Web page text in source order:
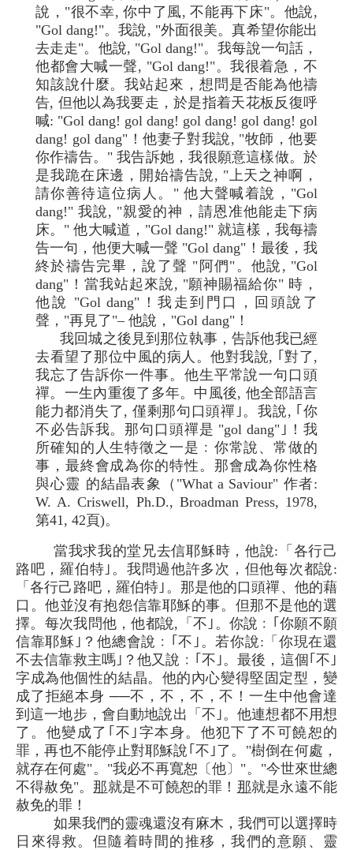
說，"很不幸, 你中了風, 不能再下床"。他說,
"Gol dang!"。我說, "外面很美。真希望你能出
去走走"。他說, "Gol dang!"。我每說一句話，
他都會大喊一聲, "Gol dang!"。我很着急，不
知該說什麼。我站起來，想問是否能為他禱
告, 但他以為我要走，於是指着天花板反復呼
喊: "Gol dang! gol dang! gol dang! gol dang! gol
dang! gol dang"！他妻子對我說, "牧師，他要
你作禱告。" 我告訴她，我很願意這樣做。於
是我跪在床邊，開始禱告說, "上天之神啊，
請你善待這位病人。" 他大聲喊着說，"Gol
dang!" 我說, "親愛的神，請恩准他能走下病
床。" 他大喊道，"Gol dang!" 就這樣，我每禱
告一句，他便大喊一聲 "Gol dang"！最後，我
終於禱告完畢，說了聲 "阿們"。他說, "Gol
dang"！當我站起來說, "願神賜福給你" 時，
他說 "Gol dang"！我走到門口，回頭說了
聲，"再見了"– 他說，"Gol dang"！
我回城之後見到那位執事，告訴他我已經
去看望了那位中風的病人。他對我說, ｢對了,
我忘了告訴你一件事。他生平常說一句口頭
禪。一生內重復了多年。中風後, 他全部語言
能力都消失了, 僅剩那句口頭禪｣。我說, ｢你
不必告訴我。那句口頭禪是 "gol dang"｣！我
所確知的人生特徵之一是﹕你常說、常做的
事，最終會成為你的特性。那會成為你性格
與心靈 的結晶表象（"What a Saviour" 作者:
W. A. Criswell, Ph.D., Broadman Press, 1978,
第41, 42頁)。
當我求我的堂兄去信耶穌時，他說:「各行己
路吧，羅伯特｣。我問過他許多次，但他每次都說:
「各行己路吧，羅伯特｣。那是他的口頭禪、他的藉
口。他並沒有抱怨信靠耶穌的事。但那不是他的選
擇。每次我問他，他都說,「不｣。你說﹕｢你願不願
信靠耶穌｣？他總會說﹕｢不｣。若你說:「你現在還
不去信靠救主嗎｣？他又說﹕｢不｣。最後，這個｢不｣
字成為他個性的結晶。他的內心變得堅固定型，變
成了拒絕本身 ──不，不，不，不！一生中他會達
到這一地步，會自動地說出「不｣。他連想都不用想
了。他變成了｢不｣字本身。他犯下了不可饒恕的
罪，再也不能停止對耶穌說｢不｣了。"樹倒在何處，
就存在何處"。"我必不再寬恕〔他〕"。"今世來世總
不得赦免"。那就是不可饒恕的罪！ 那就是永遠不能
赦免的罪！
如果我們的靈魂還沒有麻木，我們可以選擇時
日來得救。但隨着時間的推移，我們的意願、靈